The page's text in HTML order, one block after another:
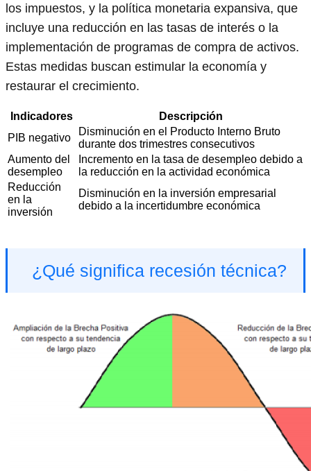
los impuestos, y la política monetaria expansiva, que
incluye una reducción en las tasas de interés o la
implementación de programas de compra de activos.
Estas medidas buscan estimular la economía y
restaurar el crecimiento.
Indicadores
Descripción
PIB negativo
Disminución en el Producto Interno Bruto
durante dos trimestres consecutivos
Aumento del
desempleo
Incremento en la tasa de desempleo debido a
la reducción en la actividad económica
Reducción
en la
inversión
Disminución en la inversión empresarial
debido a la incertidumbre económica
¿Qué significa recesión técnica?